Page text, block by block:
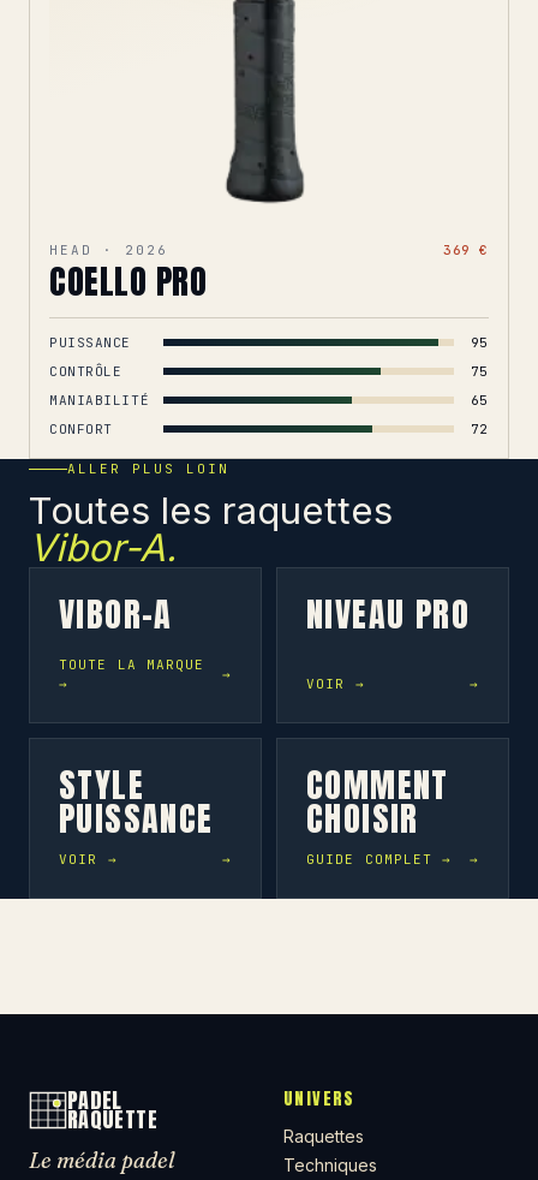
HEAD · 2026 369 €
COELLO PRO
PUISSANCE
95
CONTRÔLE
75
MANIABILITÉ
65
CONFORT
72
ALLER PLUS LOIN
Toutes les raquettes
Vibor-A.
VIBOR-A
TOUTE LA MARQUE
→
NIVEAU PRO
VOIR →
STYLE
PUISSANCE
VOIR →
COMMENT
CHOISIR
GUIDE COMPLET →
PADEL
RAQUETTE
Le média padel
UNIVERS
Raquettes
Techniques